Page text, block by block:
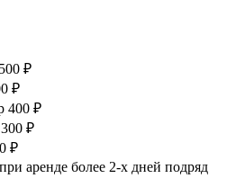
500 ₽
₽
400 ₽
300 ₽
₽
при аренде более 2-х дней подряд